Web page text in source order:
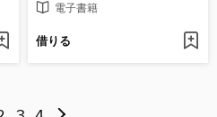
電子書籍
借りる